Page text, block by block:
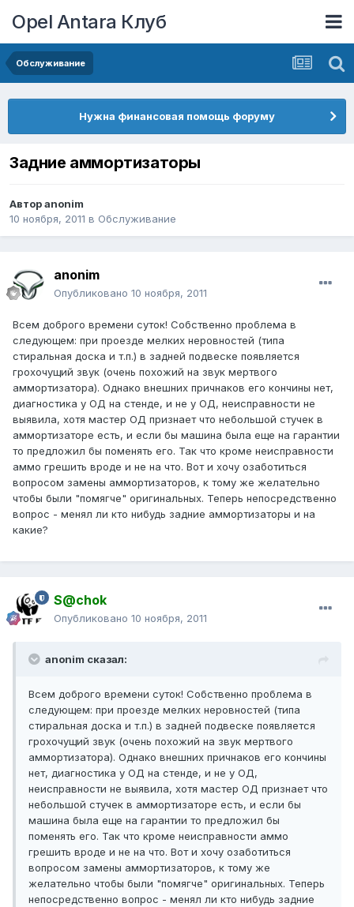
Opel Antara Клуб
Обслуживание
Нужна финансовая помощь форуму
Задние аммортизаторы
Авторanonim
10 ноября, 2011 в Обслуживание
anonim
Опубликовано 10 ноября, 2011
Всем доброго времени суток! Собственно проблема в
следующем: при проезде мелких неровностей (типа
стиральная доска и т.п.) в задней подвеске появляется
грохочущий звук (очень похожий на звук мертвого
аммортизатора). Однако внешних причнаков его кончины нет,
диагностика у ОД на стенде, и не у ОД, неисправности не
выявила, хотя мастер ОД признает что небольшой стучек в
аммортизаторе есть, и если бы машина была еще на гарантии
то предложил бы поменять его. Так что кроме неисправности
аммо грешить вроде и не на что. Вот и хочу озаботиться
вопросом замены аммортизаторов, к тому же желательно
чтобы были "помягче" оригинальных. Теперь непосредственно
вопрос - менял ли кто нибудь задние аммортизаторы и на
какие?
S@chok
Опубликовано 10 ноября, 2011
anonim сказал:
Всем доброго времени суток! Собственно проблема в
следующем: при проезде мелких неровностей (типа
стиральная доска и т.п.) в задней подвеске появляется
грохочущий звук (очень похожий на звук мертвого
аммортизатора). Однако внешних причнаков его кончины
нет, диагностика у ОД на стенде, и не у ОД,
неисправности не выявила, хотя мастер ОД признает что
небольшой стучек в аммортизаторе есть, и если бы
машина была еще на гарантии то предложил бы
поменять его. Так что кроме неисправности аммо
грешить вроде и не на что. Вот и хочу озаботиться
вопросом замены аммортизаторов, к тому же
желательно чтобы были "помягче" оригинальных. Теперь
непосредственно вопрос - менял ли кто нибудь задние